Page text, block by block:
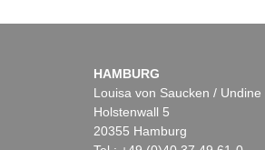
HAMBURG
Louisa von Saucken / Undine
Holstenwall 5
20355 Hamburg